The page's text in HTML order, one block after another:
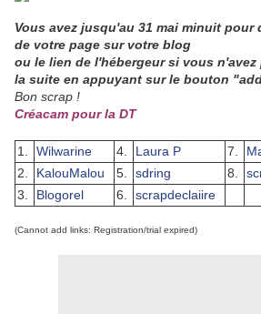
Vous avez jusqu'au 31 mai minuit pour
de votre page sur votre blog
ou le lien de l'hébergeur si vous
la suite en appuyant sur le bouton
Bon scrap !
Créacam pour la DT
1. Wilwarine 4. Laura P 7.
2.
KalouMalou 5. sdring 8.
3.
Blogorel 6. scrapdeclaiire
(Cannot add links: Registration/trial expired)